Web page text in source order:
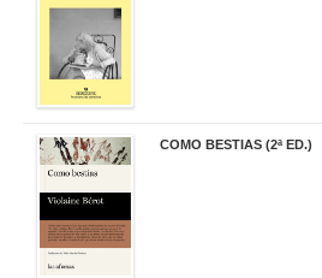
COMO BESTIAS (2ª ED.)